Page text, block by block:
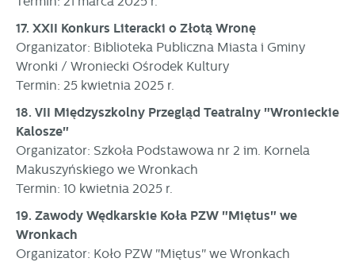
17. XXII Konkurs Literacki o Złotą Wronę
Organizator: Biblioteka Publiczna Miasta i Gminy
Wronki / Wroniecki Ośrodek Kultury
Termin: 25 kwietnia 2025 r.
18. VII Międzyszkolny Przegląd Teatralny "Wronieckie
Kalosze"
Organizator: Szkoła Podstawowa nr 2 im. Kornela
Makuszyńskiego we Wronkach
Termin: 10 kwietnia 2025 r.
19. Zawody Wędkarskie Koła PZW "Miętus" we
Wronkach
Organizator: Koło PZW "Miętus" we Wronkach